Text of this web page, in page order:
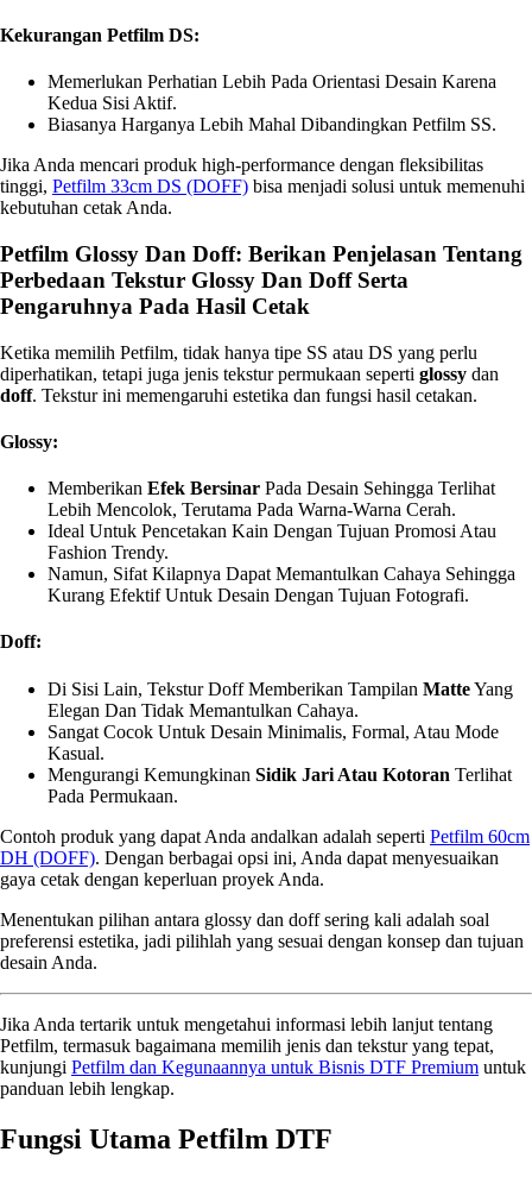
Kekurangan Petfilm DS:
Memerlukan Perhatian Lebih Pada Orientasi Desain Karena
Kedua Sisi Aktif.
Biasanya Harganya Lebih Mahal Dibandingkan Petfilm SS.
Jika Anda mencari produk high-performance dengan fleksibilitas
tinggi, Petfilm 33cm DS (DOFF) bisa menjadi solusi untuk memenuhi
kebutuhan cetak Anda.
Petfilm Glossy Dan Doff: Berikan Penjelasan Tentang
Perbedaan Tekstur Glossy Dan Doff Serta
Pengaruhnya Pada Hasil Cetak
Ketika memilih Petfilm, tidak hanya tipe SS atau DS yang perlu
diperhatikan, tetapi juga jenis tekstur permukaan seperti glossy dan
doff. Tekstur ini memengaruhi estetika dan fungsi hasil cetakan.
Glossy:
Memberikan Efek Bersinar Pada Desain Sehingga Terlihat
Lebih Mencolok, Terutama Pada Warna-Warna Cerah.
Ideal Untuk Pencetakan Kain Dengan Tujuan Promosi Atau
Fashion Trendy.
Namun, Sifat Kilapnya Dapat Memantulkan Cahaya Sehingga
Kurang Efektif Untuk Desain Dengan Tujuan Fotografi.
Doff:
Di Sisi Lain, Tekstur Doff Memberikan Tampilan MatteYang
Elegan Dan Tidak Memantulkan Cahaya.
Sangat Cocok Untuk Desain Minimalis, Formal, Atau Mode
Kasual.
Mengurangi Kemungkinan Sidik Jari Atau Kotoran Terlihat
Pada Permukaan.
Contoh produk yang dapat Anda andalkan adalah seperti Petfilm 60cm
DH (DOFF). Dengan berbagai opsi ini, Anda dapat menyesuaikan
gaya cetak dengan keperluan proyek Anda.
Menentukan pilihan antara glossy dan doff sering kali adalah soal
preferensi estetika, jadi pilihlah yang sesuai dengan konsep dan tujuan
desain Anda.
Jika Anda tertarik untuk mengetahui informasi lebih lanjut tentang
Petfilm, termasuk bagaimana memilih jenis dan tekstur yang tepat,
kunjungi Petfilm dan Kegunaannya untuk Bisnis DTF Premium untuk
panduan lebih lengkap.
Fungsi Utama Petfilm DTF